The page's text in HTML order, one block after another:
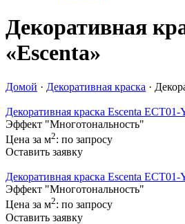
Декоративная
«Escenta»
Домой · Декоративная краска ·
Декоративная краска Escenta ECT01-
Эффект "Многотональность"
Цена за м2: по запросу
Оставить заявку
Декоративная краска Escenta ECT01-
Эффект "Многотональность"
Цена за м2: по запросу
Оставить заявку